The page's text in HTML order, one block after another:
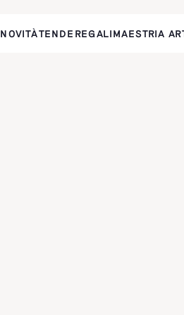
NOVITÀTENDE REGALIMAESTRIA